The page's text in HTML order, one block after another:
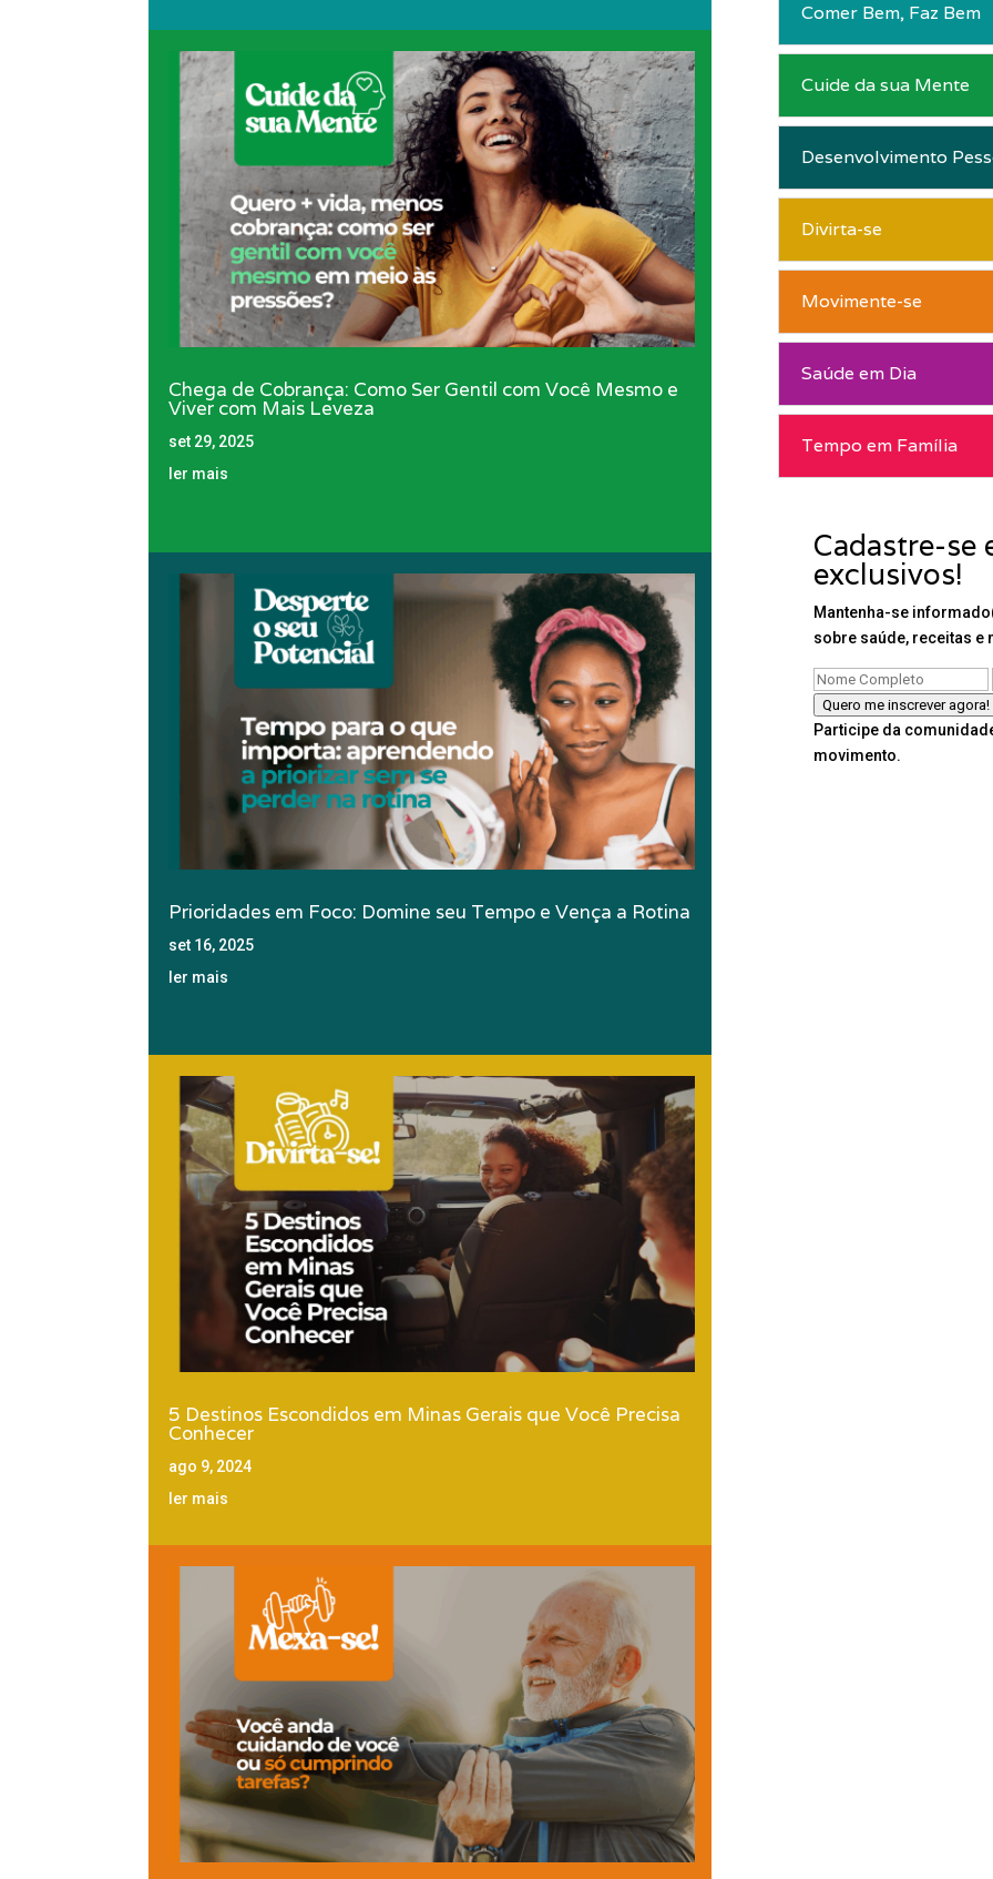
Chega de Cobrança: Como Ser Gentil com Você Mesmo e
Viver com Mais Leveza
set 29, 2025
ler mais
Prioridades em Foco: Domine seu Tempo e Vença a Rotina
set 16, 2025
ler mais
5 Destinos Escondidos em Minas Gerais que Você Precisa
Conhecer
ago 9, 2024
ler mais
Comer Bem, Faz Bem
Cuide da sua Mente
Desenvolvimento
Divirta-se
Movimente-se
Saúde em Dia
Tempo em Família
Cadastre-se
exclusivos!
Mantenha-se
sobre saúde, receitas e
Quero me inscrever agora!
Participe da
movimento.